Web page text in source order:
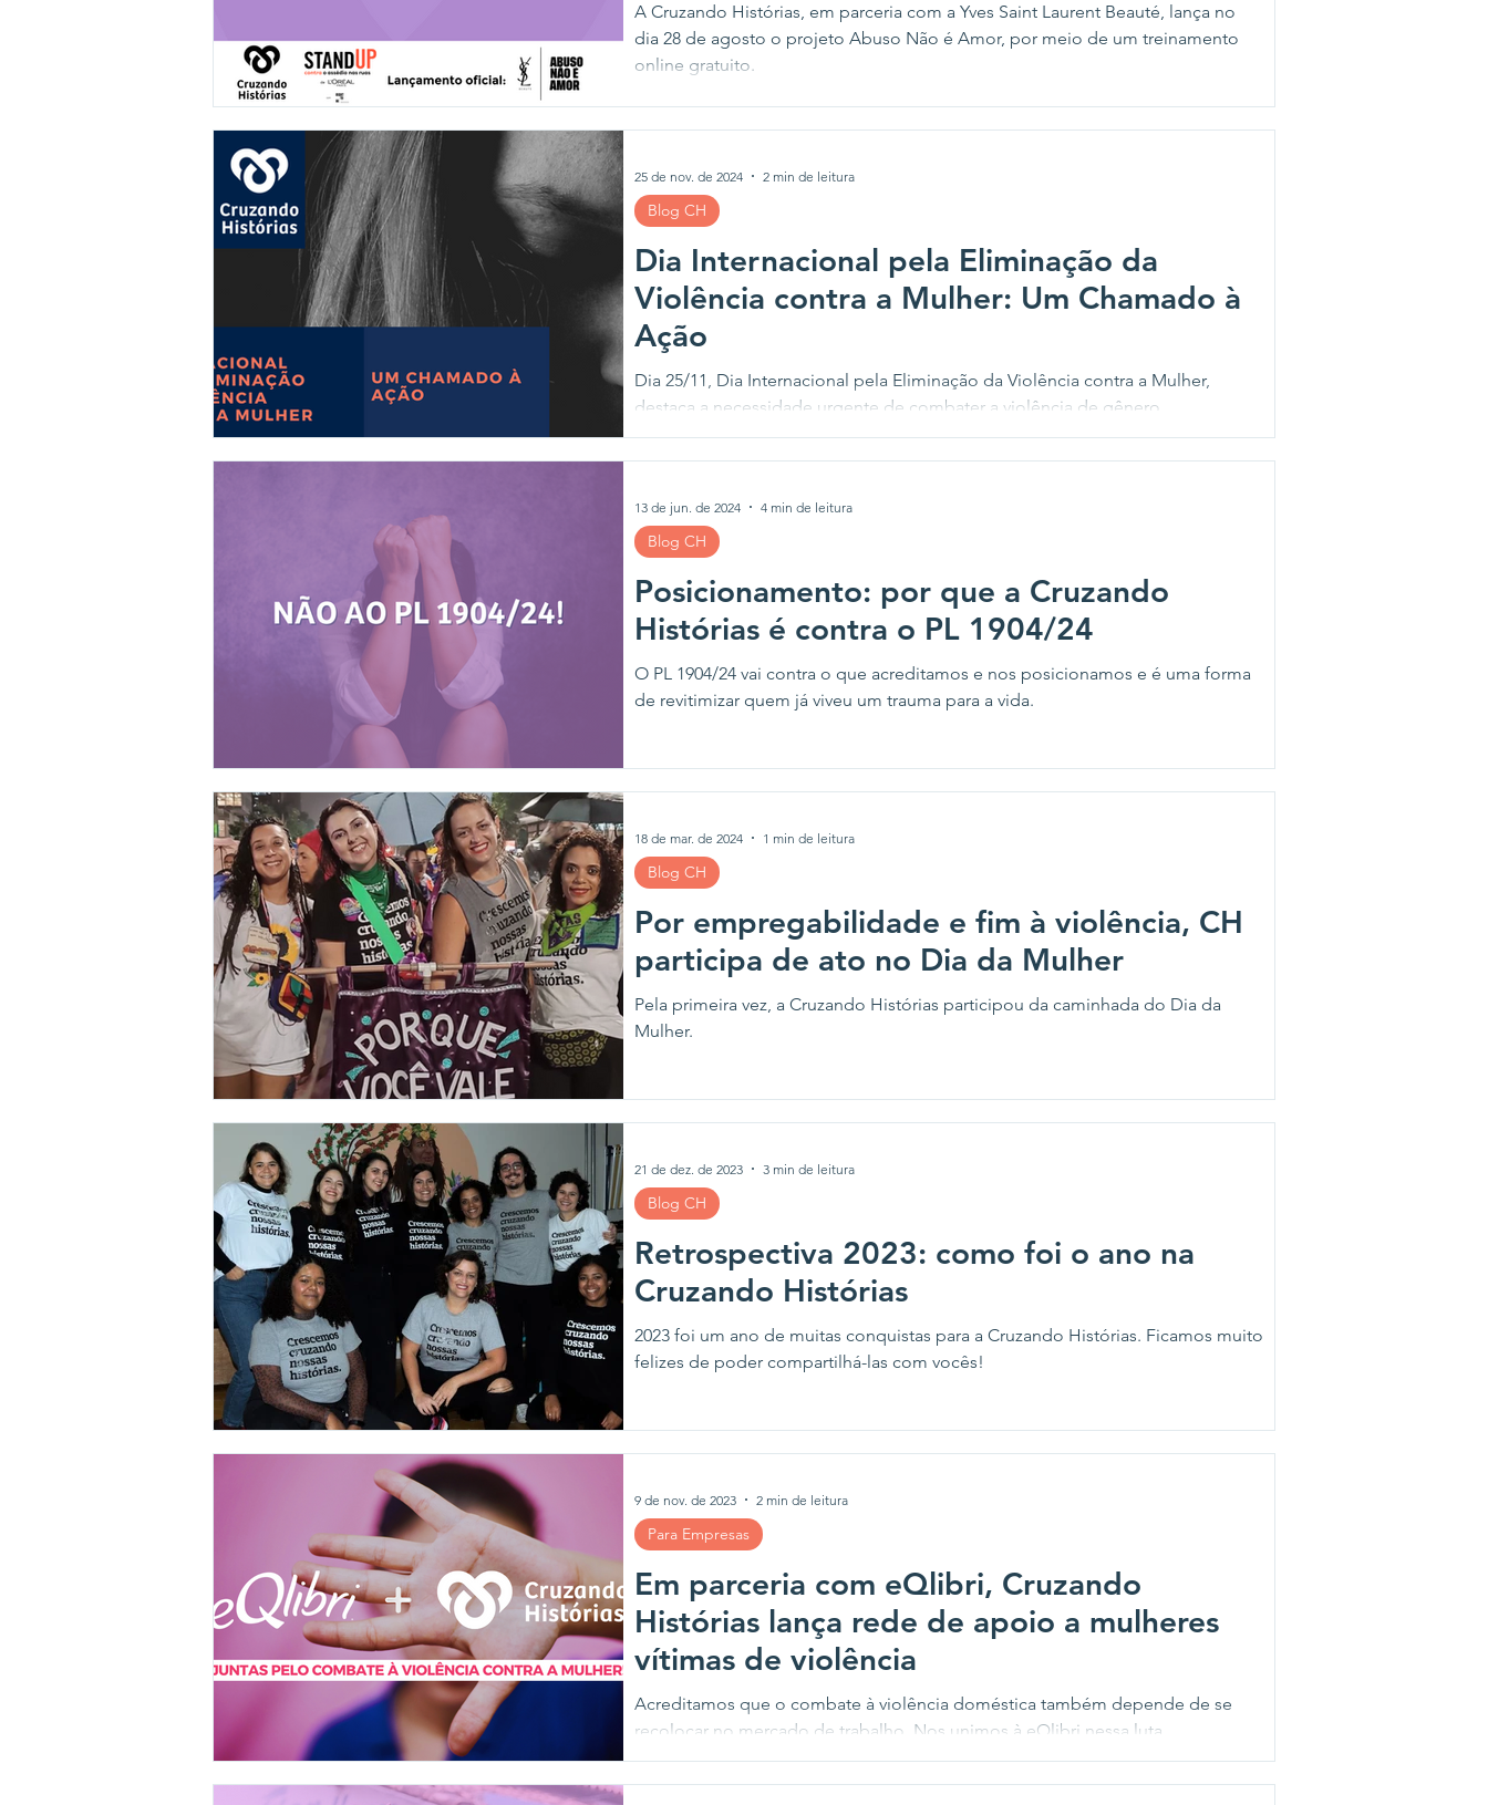
A Cruzando Histórias, em parceria com a Yves Saint Laurent Beauté, lança no
dia 28 de agosto o projeto Abuso Não é Amor, por meio de um treinamento
online gratuito.
Dia Internacional pela Eliminação da
Violência contra a Mulher: Um Chamado à
Ação
Dia 25/11, Dia Internacional pela Eliminação da Violência contra a Mulher,
destaca a necessidade urgente de combater a violência de gênero.
Blog CH
25 de nov. de 2024 2 min de leitura
Posicionamento: por que a Cruzando
Histórias é contra o PL 1904/24
O PL 1904/24 vai contra o que acreditamos e nos posicionamos e é uma forma
de revitimizar quem já viveu um trauma para a vida.
Blog CH
13 de jun. de 2024 4 min de leitura
Por empregabilidade e fim à violência, CH
participa de ato no Dia da Mulher
Pela primeira vez, a Cruzando Histórias participou da caminhada do Dia da
Mulher.
Blog CH
18 de mar. de 2024 1 min de leitura
Retrospectiva 2023: como foi o ano na
Cruzando Histórias
2023 foi um ano de muitas conquistas para a Cruzando Histórias. Ficamos muito
felizes de poder compartilhá-las com vocês!
Blog CH
21 de dez. de 2023 3 min de leitura
Em parceria com eQlibri, Cruzando
Histórias lança rede de apoio a mulheres
vítimas de violência
Acreditamos que o combate à violência doméstica também depende de se
recolocar no mercado de trabalho. Nos unimos à eQlibri nessa luta.
Para Empresas
9 de nov. de 2023 2 min de leitura